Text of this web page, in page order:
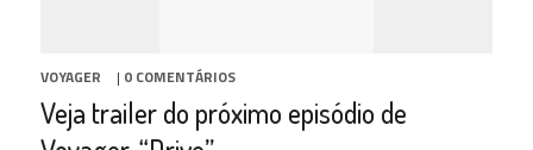
VOYAGER | 0 COMENTÁRIOS
Veja trailer do próximo episódio de